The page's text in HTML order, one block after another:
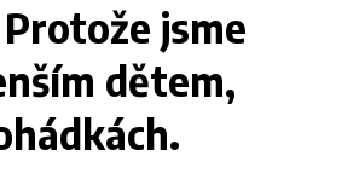
jsme
dětem,